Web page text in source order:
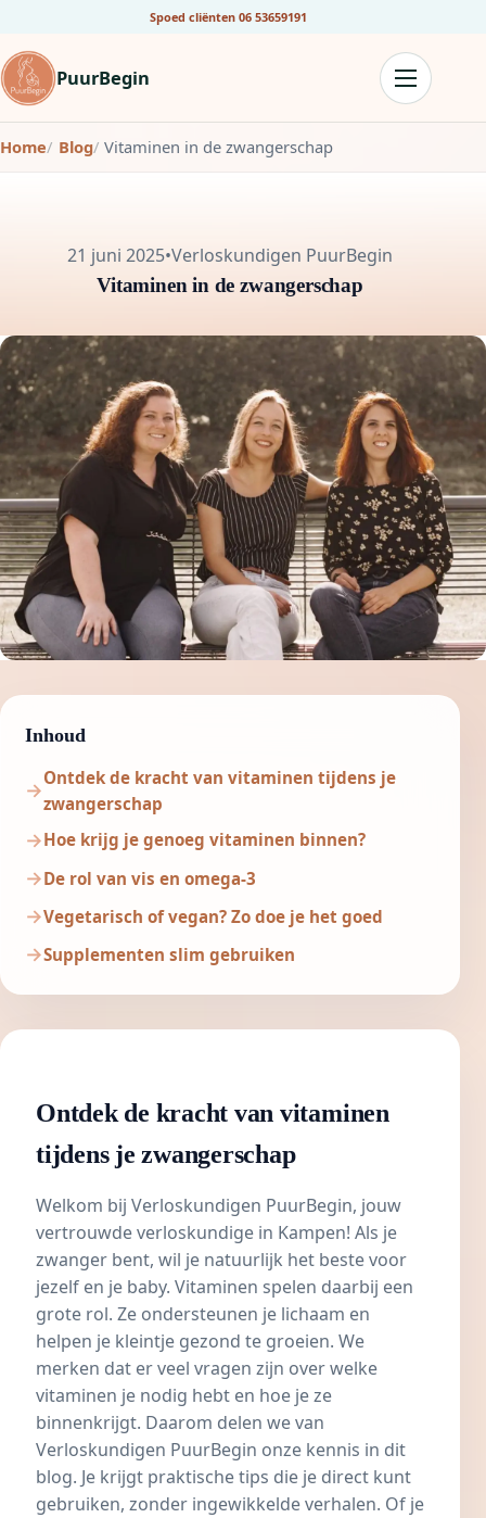
Spoed cliënten 06 53659191
PuurBegin
Home Blog Vitaminen in de zwangerschap
21 juni 2025•Verloskundigen PuurBegin
Vitaminen in de zwangerschap
Inhoud
Ontdek de kracht van vitaminen tijdens je
zwangerschap
Hoe krijg je genoeg vitaminen binnen?
De rol van vis en omega-3
Vegetarisch of vegan? Zo doe je het goed
Supplementen slim gebruiken
Ontdek de kracht van vitaminen
tijdens je zwangerschap
Welkom bij Verloskundigen PuurBegin, jouw
vertrouwde verloskundige in Kampen! Als je
zwanger bent, wil je natuurlijk het beste voor
jezelf en je baby. Vitaminen spelen daarbij een
grote rol. Ze ondersteunen je lichaam en
helpen je kleintje gezond te groeien. We
merken dat er veel vragen zijn over welke
vitaminen je nodig hebt en hoe je ze
binnenkrijgt. Daarom delen we van
Verloskundigen PuurBegin onze kennis in dit
blog. Je krijgt praktische tips die je direct kunt
gebruiken, zonder ingewikkelde verhalen. Of je